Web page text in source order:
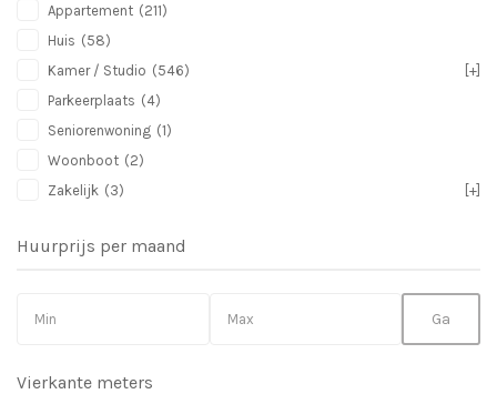
Appartement (211)
Huis (58)
Kamer / Studio (546)
[+]
Parkeerplaats (4)
Seniorenwoning (1)
Woonboot (2)
Zakelijk (3) [+]
Huurprijs per maand
Vierkante meters